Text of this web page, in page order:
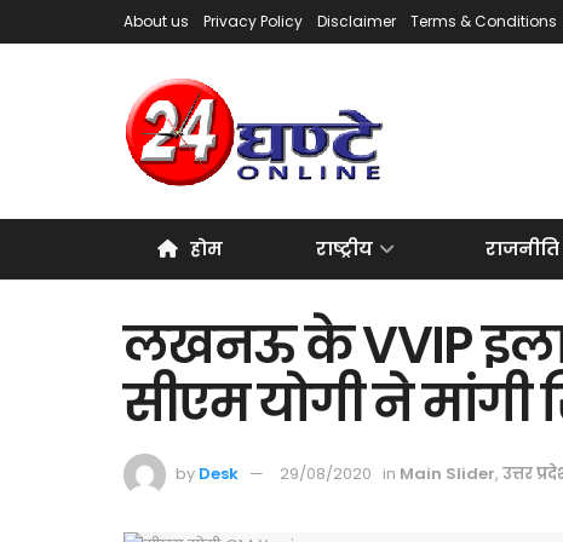
About us Privacy Policy Disclaimer Terms & Conditions
होम राष्ट्रीय राजनीति
लखनऊ के VVIP
सीएम योगी ने मांगी
by Desk 29/08/2020 in Main Slider, उत्तर